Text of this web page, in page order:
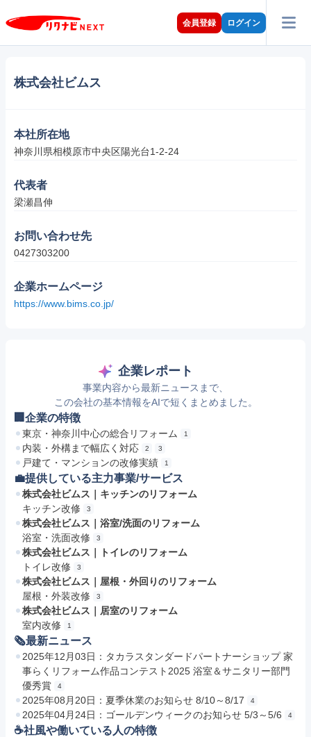
会員登録 ログイン
株式会社ビムス
本社所在地
神奈川県相模原市中央区陽光台1-2-24
代表者
梁瀬昌伸
お問い合わせ先
0427303200
企業ホームページ
https://www.bims.co.jp/
企業レポート
事業内容から最新ニュースまで、
この会社の基本情報をAIで短くまとめました。
🏢企業の特徴
東京・神奈川中心の総合リフォーム 1
内装・外構まで幅広く対応 2 3
戸建て・マンションの改修実績 1
💼提供している主力事業/サービス
株式会社ビムス｜キッチンのリフォーム
キッチン改修
3
株式会社ビムス｜浴室/洗面のリフォーム
浴室・洗面改修
3
株式会社ビムス｜トイレのリフォーム
トイレ改修
3
株式会社ビムス｜屋根・外回りのリフォーム
屋根・外装改修
3
株式会社ビムス｜居室のリフォーム
室内改修
1
🗞最新ニュース
2025年12月03日：タカラスタンダードパートナーショップ 家
事らくリフォーム作品コンテスト2025 浴室＆サニタリー部門
優秀賞
4
2025年08月20日：夏季休業のお知らせ 8/10～8/17 4
2025年04月24日：ゴールデンウィークのお知らせ 5/3～5/6 4
☕️社風や働いている人の特徴